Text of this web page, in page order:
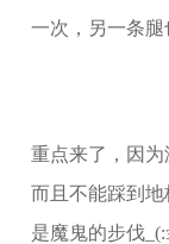
一次，另一条
重点来了，因为
而且不能踩到
是魔鬼的步伐